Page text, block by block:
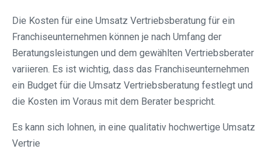
Die Kosten für eine Umsatz Vertriebsberatung für ein
Franchiseunternehmen können je nach Umfang der
Beratungsleistungen und dem gewählten Vertriebsberater
variieren. Es ist wichtig, dass das Franchiseunternehmen
ein Budget für die Umsatz Vertriebsberatung festlegt und
die Kosten im Voraus mit dem Berater bespricht.
Es kann sich lohnen, in eine qualitativ hochwertige Umsatz
Vertrie